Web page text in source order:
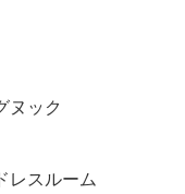
ヌック
レスルーム